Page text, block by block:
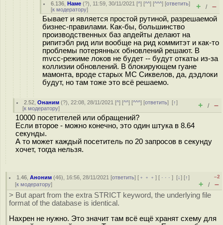
6.136 ,Наме (?), 11:59, 30/11/2021 [^] [^^] [^^^] [ответить]
[к модератору] + / –
Бывает и является простой рутиной, разрешаемой
бизнес-правилами. Как-бы, большинство
производственных баз апдейты делают на
рипитэбл рид или вообще на рид коммитэт и как-то
проблемы потерянных обновлений решают. В
mvcc-режиме локов не будет -- будут откаты из-за
коллизии обновлений. В блокирующем гуане
мамонта, вроде старых МС Сиквелов, да, дэдлоки
будут, но там тоже это всё решаемо.
2.52 ,Онаним (?), 22:08, 28/11/2021 [^] [^^] [^^^] [ответить][↑]
[к модератору] + / –
10000 посетителей или обращений?
Если второе - можно конечно, это один штука в 8.64
секунды.
А то может каждый посетитель по 20 запросов в секунду
хочет, тогда нельзя.
1.46 ,Аноним (46), 16:56, 28/11/2021 [ответить] [ ﹢﹢﹢] [ · · ·][↓] [↑]
[к модератору]
–2
+ / –
> But apart from the extra STRICT keyword, the underlying file
format of the database is identical.
Нахрен не нужно. Это значит там всё ещё хранят схему для